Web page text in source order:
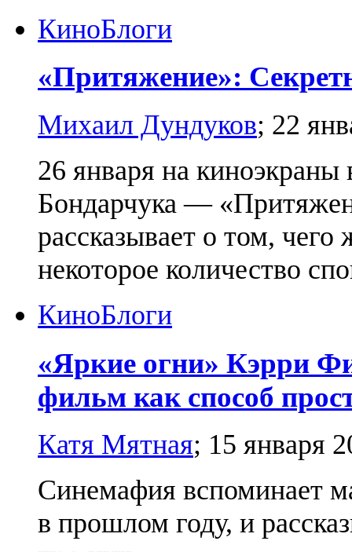
КиноБлоги
«Притяжение»:
Михаил Дундуков; 22
26 января на
Бондарчука —
рассказывает о том,
некоторое количество
КиноБлоги
«Яркие огни» Кэрри
фильм как способ
Катя Мятная; 15 января
Синемафия вспоминает
в прошлом году, и